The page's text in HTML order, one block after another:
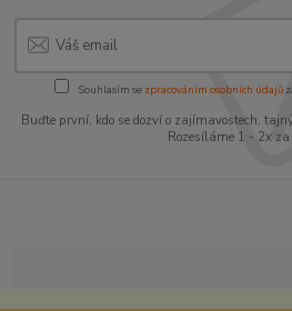
Souhlasím se zpracováním osobních údajů
Buďte první, kdo se dozví o zajímavostech,
Rozesíláme 1 - 2x